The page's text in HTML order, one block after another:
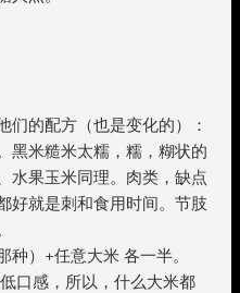
们的配方（也是变化的）：
黑米糙米太糯，糯，糊状的
水果玉米同理。肉类，缺点
好就是刺和食用时间。节肢
）+任意大米 各一半。
口感，所以，什么大米都